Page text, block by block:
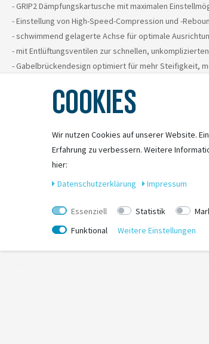
- GRIP2 Dämpfungskartusche mit maximalen
- Einstellung von High-Speed-Compression und -
- schwimmend gelagerte Achse für optimale
- mit Entlüftungsventilen zur schnellen,
- Gabelbrückendesign optimiert für mehr Steifigkeit,
- VVC (Variable Valve Control) für High-Speed Druck- und
- Factory-Serie mit Kashima-Beschichtung für
Technologien:
Die markante goldene Genuine-Kashima-Coat-
COOKIES
Wir nutzen Cookies auf unserer Website.
Erfahrung zu verbessern. Weitere
hier:
Daten­schutz­erklärung
Impressum
Essenziell Statistik
Funktional
Weitere Einstellungen